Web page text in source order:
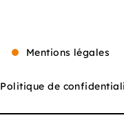
Mentions légales
Politique de